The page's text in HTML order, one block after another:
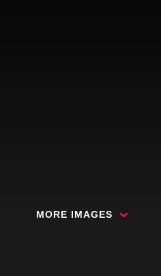
MORE IMAGES